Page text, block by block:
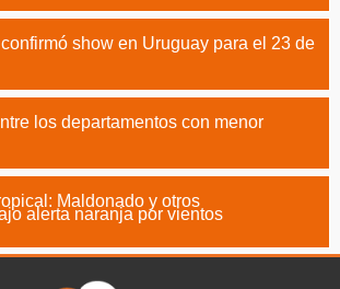
show en Uruguay para el 23 de
los departamentos con menor
Maldonado y otros
alerta naranja por vientos